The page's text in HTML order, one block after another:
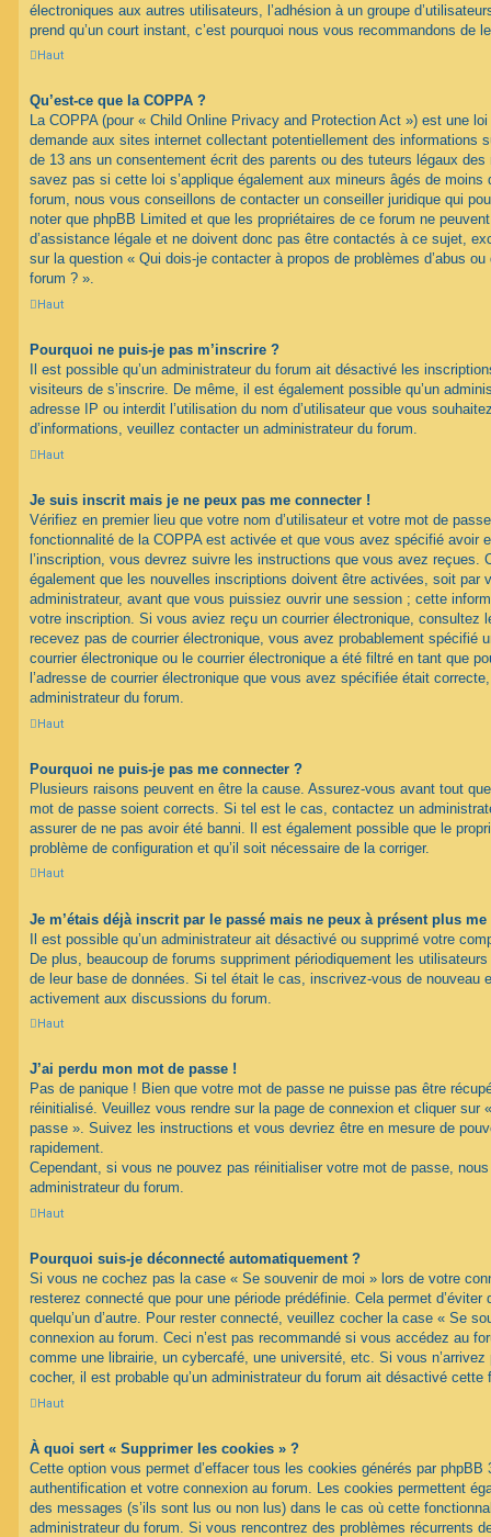
électroniques aux autres utilisateurs, l’adhésion à un groupe
prend qu’un court instant, c’est pourquoi nous vous recommandons de
Haut
Qu’est-ce que la COPPA ?
La COPPA (pour « Child Online Privacy and Protection Act ») est une
demande aux sites internet collectant potentiellement des informations
de 13 ans un consentement écrit des parents ou des tuteurs légaux
savez pas si cette loi s’applique également aux mineurs âgés de
forum, nous vous conseillons de contacter un conseiller juridique qui
noter que phpBB Limited et que les propriétaires de ce forum ne
d’assistance légale et ne doivent donc pas être contactés à ce sujet,
sur la question « Qui dois-je contacter à propos de problèmes d’abus ou
forum ? ».
Haut
Pourquoi ne puis-je pas m’inscrire ?
Il est possible qu’un administrateur du forum ait désactivé les
visiteurs de s’inscrire. De même, il est également possible qu’un
adresse IP ou interdit l’utilisation du nom d’utilisateur que vous
d’informations, veuillez contacter un administrateur du forum.
Haut
Je suis inscrit mais je ne peux pas me connecter !
Vérifiez en premier lieu que votre nom d’utilisateur et votre mot de
fonctionnalité de la COPPA est activée et que vous avez spécifié avoir
l’inscription, vous devrez suivre les instructions que vous avez reçues.
également que les nouvelles inscriptions doivent être activées, soit par
administrateur, avant que vous puissiez ouvrir une session ; cette
votre inscription. Si vous aviez reçu un courrier électronique, consultez
recevez pas de courrier électronique, vous avez probablement spécifié
courrier électronique ou le courrier électronique a été filtré en tant que
l’adresse de courrier électronique que vous avez spécifiée était
administrateur du forum.
Haut
Pourquoi ne puis-je pas me connecter ?
Plusieurs raisons peuvent en être la cause. Assurez-vous avant tout
mot de passe soient corrects. Si tel est le cas, contactez un
assurer de ne pas avoir été banni. Il est également possible que le
problème de configuration et qu’il soit nécessaire de la corriger.
Haut
Je m’étais déjà inscrit par le passé mais ne peux à présent plus
Il est possible qu’un administrateur ait désactivé ou supprimé votre
De plus, beaucoup de forums suppriment périodiquement les
de leur base de données. Si tel était le cas, inscrivez-vous de nouveau
activement aux discussions du forum.
Haut
J’ai perdu mon mot de passe !
Pas de panique ! Bien que votre mot de passe ne puisse pas être
réinitialisé. Veuillez vous rendre sur la page de connexion et cliquer sur
passe ». Suivez les instructions et vous devriez être en mesure de
rapidement.
Cependant, si vous ne pouvez pas réinitialiser votre mot de passe,
administrateur du forum.
Haut
Pourquoi suis-je déconnecté automatiquement ?
Si vous ne cochez pas la case « Se souvenir de moi » lors de votre
resterez connecté que pour une période prédéfinie. Cela permet
quelqu’un d’autre. Pour rester connecté, veuillez cocher la case « Se
connexion au forum. Ceci n’est pas recommandé si vous accédez au
comme une librairie, un cybercafé, une université, etc. Si vous
cocher, il est probable qu’un administrateur du forum ait désactivé cette
Haut
À quoi sert « Supprimer les cookies » ?
Cette option vous permet d’effacer tous les cookies générés par phpBB
authentification et votre connexion au forum. Les cookies permettent
des messages (s’ils sont lus ou non lus) dans le cas où cette
administrateur du forum. Si vous rencontrez des problèmes récurrents